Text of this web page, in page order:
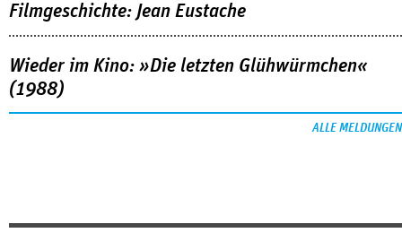
Filmgeschichte: Jean Eustache
Wieder im Kino: »Die letzten Glühwürmchen«
(1988)
ALLE MELDUNGEN